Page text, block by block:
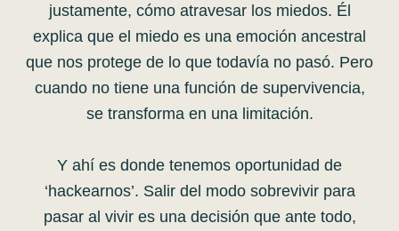
justamente, cómo atravesar los miedos. Él
explica que el miedo es una emoción ancestral
que nos protege de lo que todavía no pasó. Pero
cuando no tiene una función de supervivencia,
se transforma en una limitación.
Y ahí es donde tenemos oportunidad de
‘hackearnos’. Salir del modo sobrevivir para
pasar al vivir es una decisión que ante todo,